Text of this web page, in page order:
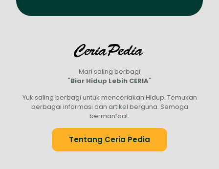
Mari saling berbagi
"Biar Hidup Lebih CERIA"
Yuk saling berbagi untuk menceriakan Hidup. Temukan
berbagai informasi dan artikel berguna. Semoga
bermanfaat.
Tentang Ceria Pedia